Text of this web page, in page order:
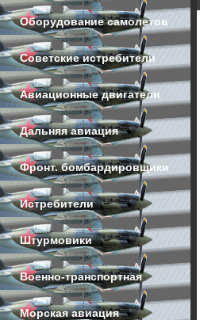
Оборудование самолетов
Советские истребители
Авиационные двигатели
Дальняя авиация
Фронт. бомбардировщики
Истребители
Штурмовики
Военно-транспортная
Морская авиация